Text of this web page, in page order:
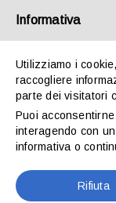
WHERE
Informativa
Utilizziamo i
raccogliere
parte dei visitatori
Puoi
interagendo con
informativa o
Rifiuta